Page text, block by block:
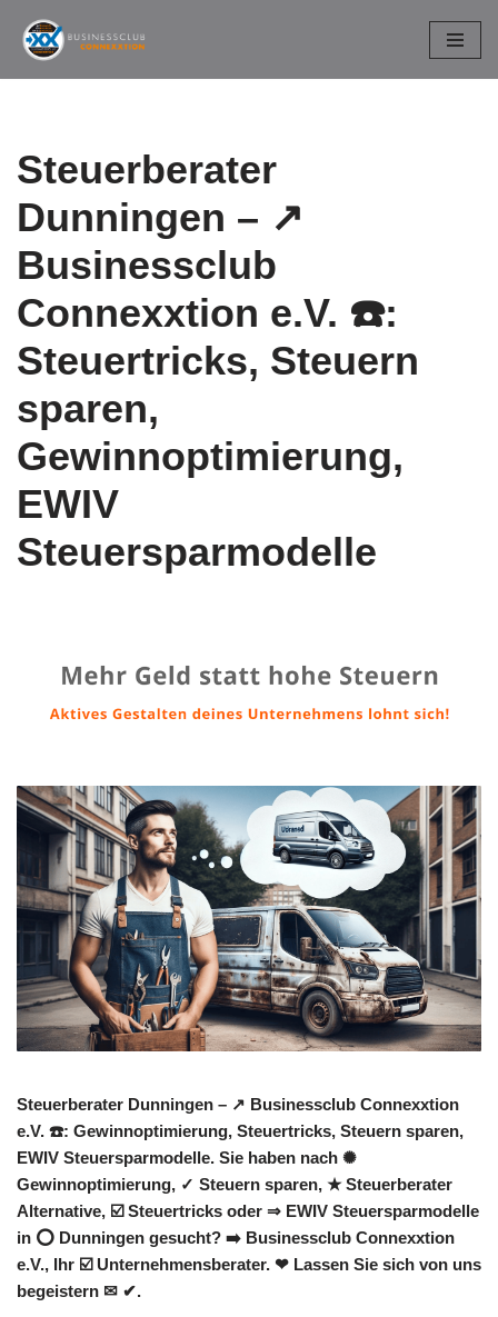
Zum
Steuerberater
Dunningen – ↗️
Businessclub
Connexxtion e.V. ☎️:
Steuertricks, Steuern
sparen,
Gewinnoptimierung,
EWIV
Steuersparmodelle
Steuerberater Dunningen – ↗️ Businessclub Connexxtion
e.V. ☎️: Gewinnoptimierung, Steuertricks, Steuern sparen,
EWIV Steuersparmodelle. Sie haben nach ✺
Gewinnoptimierung, ✓ Steuern sparen, ★ Steuerberater
Alternative, ☑️ Steuertricks oder ⇒ EWIV Steuersparmodelle
in ⭕ Dunningen gesucht? ➡️ Businessclub Connexxtion
e.V., Ihr ☑️ Unternehmensberater. ❤ Lassen Sie sich von uns
begeistern ✉ ✔.